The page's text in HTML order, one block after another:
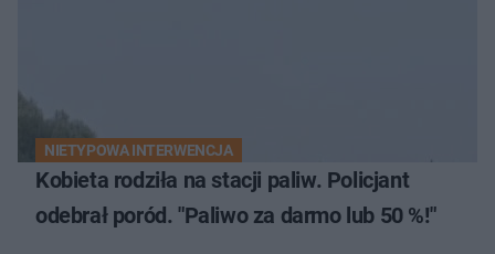
NIETYPOWA INTERWENCJA
Kobieta rodziła na stacji paliw. Policjant
odebrał poród. "Paliwo za darmo lub 50 %!"